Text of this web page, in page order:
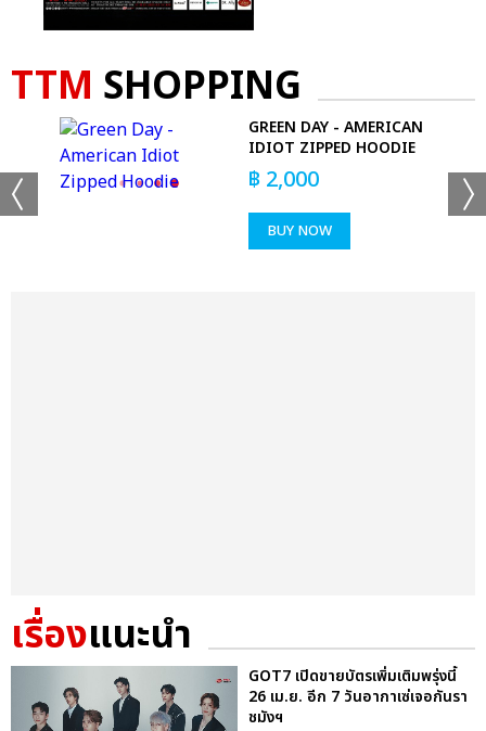
TTM SHOPPING
GREEN DAY - AMERICAN
IDIOT ZIPPED HOODIE
฿ 2,000
BUY NOW
เรื่องแนะนำ
GOT7 เปิดขายบัตรเพิ่มเติมพรุ่งนี้
26 เม.ย. อีก 7 วันอากาเซ่เจอกันรา
ชมังฯ